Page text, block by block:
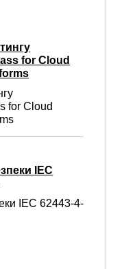
for Cloud
for Cloud
IEC
IEC 62443-4-